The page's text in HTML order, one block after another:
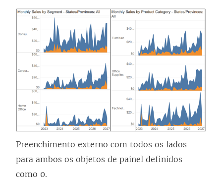
Preenchimento externo com todos os lados
para ambos os objetos de painel definidos
como 0.